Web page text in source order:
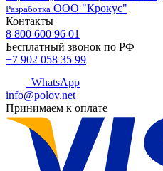
Разработка ООО "Крокус"
Контакты
8 800 600 96 01
Бесплатный звонок по РФ
+7 902 058 35 99
WhatsApp
info@polov.net
Принимаем к оплате